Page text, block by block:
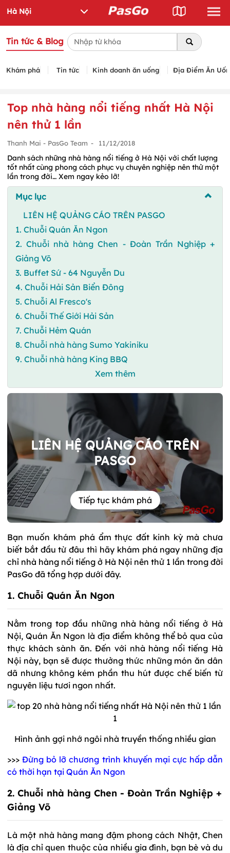
Tin tức & Blog
Khám phá Tin tức Kinh doanh ăn uống Địa Điểm Ăn
Top nhà hàng nổi tiếng nhất Hà Nội
nên thử 1 lần
Thanh Mai - PasGo Team - 11/12/2018
Danh sách những nhà hàng nổi tiếng ở Hà Nội với chất lượng
tốt nhất cùng phong cách phục vụ chuyên nghiệp nên thử một
lần trong đời… Xem ngay kẻo lỡ!
Mục lục
LIÊN HỆ QUẢNG CÁO TRÊN PASGO
1. Chuỗi Quán Ăn Ngon
2. Chuỗi nhà hàng Chen - Đoàn Trần Nghiệp +
Giảng Võ
3. Buffet Sứ - 64 Nguyễn Du
4. Chuỗi Hải Sản Biển Đông
5. Chuỗi Al Fresco's
6. Chuỗi Thế Giới Hải Sản
7. Chuỗi Hẻm Quán
8. Chuỗi nhà hàng Sumo Yakiniku
9. Chuỗi nhà hàng King BBQ
Xem thêm
LIÊN HỆ QUẢNG CÁO TRÊN
PASGO
Tiếp tục khám phá
Bạn muốn khám phá ẩm thực đất kinh kỳ mà chưa
biết bắt đầu từ đâu thì hãy khám phá ngay những địa
chỉ nhà hàng nổi tiếng ở Hà Nội nên thử 1 lần trong đời
PasGo đã tổng hợp dưới đây.
1. Chuỗi Quán Ăn Ngon
Nằm trong top đầu những nhà hàng nổi tiếng ở Hà
Nội, Quán Ăn Ngon là địa điểm không thể bỏ qua của
thực khách sành ăn. Đến với nhà hàng nổi tiếng Hà
Nội này, bạn sẽ được thưởng thức những món ăn dân
dã nhưng không kém phần thu hút được chế biến từ
nguyên liệu tươi ngon nhất.
Hình ảnh gợi nhớ ngôi nhà truyền thống nhiều gian
>>>Đừng bỏ lỡ chương trình khuyến mại cực hấp dẫn
có thời hạn tại Quán Ăn Ngon
2. Chuỗi nhà hàng Chen - Đoàn Trần Nghiệp +
Giảng Võ
Là một nhà hàng mang đậm phong cách Nhật, Chen
là địa chỉ quen thuộc của nhiều gia đình, bạn bè và du